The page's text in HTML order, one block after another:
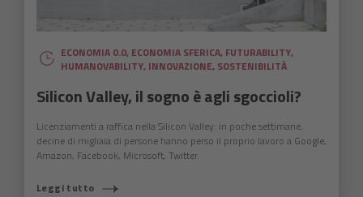
ECONOMIA 0.0, ECONOMIA SFERICA, FUTURABILITY,
HUMANOVABILITY, INNOVAZIONE, SOSTENIBILITÀ
Silicon Valley, il sogno è agli sgoccioli?
Licenziamenti a raffica nella Silicon Valley: in poche settimane,
decine di migliaia di persone hanno perso il proprio lavoro a Google,
Amazon, Facebook, Microsoft, Twitter.
Leggi tutto